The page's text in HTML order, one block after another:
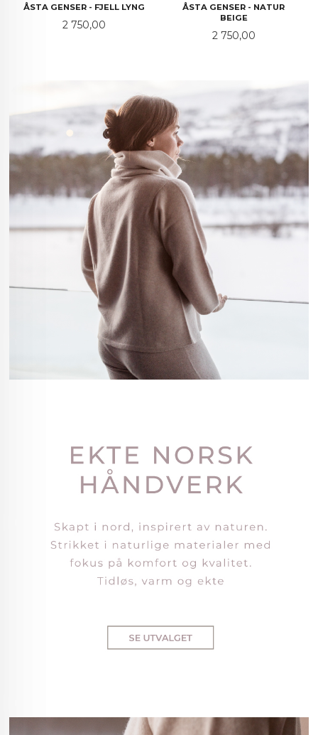
ÅSTA GENSER - FJELL LYNG
Pris
2 750,00
ÅSTA GENSER - NATUR
BEIGE
Pris
2 750,00